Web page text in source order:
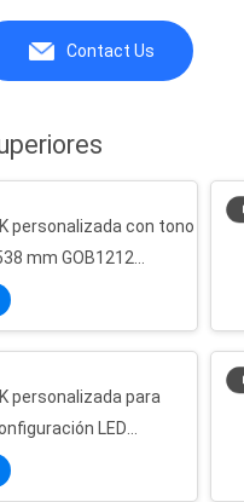
Contact Us
personalizada con tono
mm GOB1212
la distancia de
personalizada para
LED
600-800 nits y paso de